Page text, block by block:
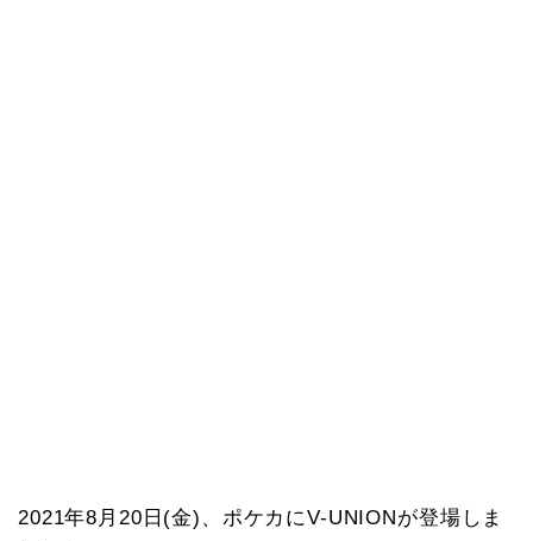
2021年8月20日(金)、ポケカにV-UNIONが登場しま